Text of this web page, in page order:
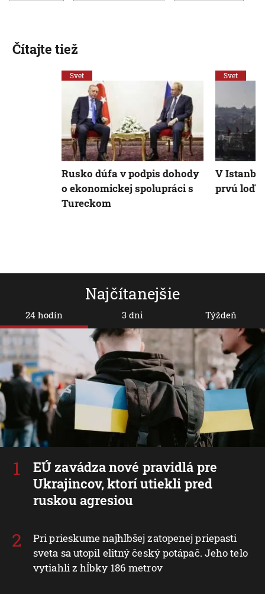
Najčítanejšie
24 hodín
EÚ zavádza nové pravidlá pre
Ukrajincov, ktorí utiekli pred
ruskou agresiou
Pri prieskume najhlbšej zatopenej priepasti
sveta sa utopil elitný český potápač. Jeho telo
vytiahli z hĺbky 186 metrov
3 dni Týždeň
Čítajte tiež
Svet
Rusko dúfa v podpis dohody
o ekonomickej spolupráci s
Tureckom
Svet
V
prvú loď